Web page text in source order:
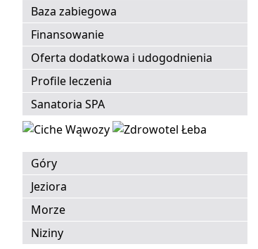
Baza zabiegowa
Finansowanie
Oferta dodatkowa i udogodnienia
Profile leczenia
Sanatoria SPA
Góry
Jeziora
Morze
Niziny